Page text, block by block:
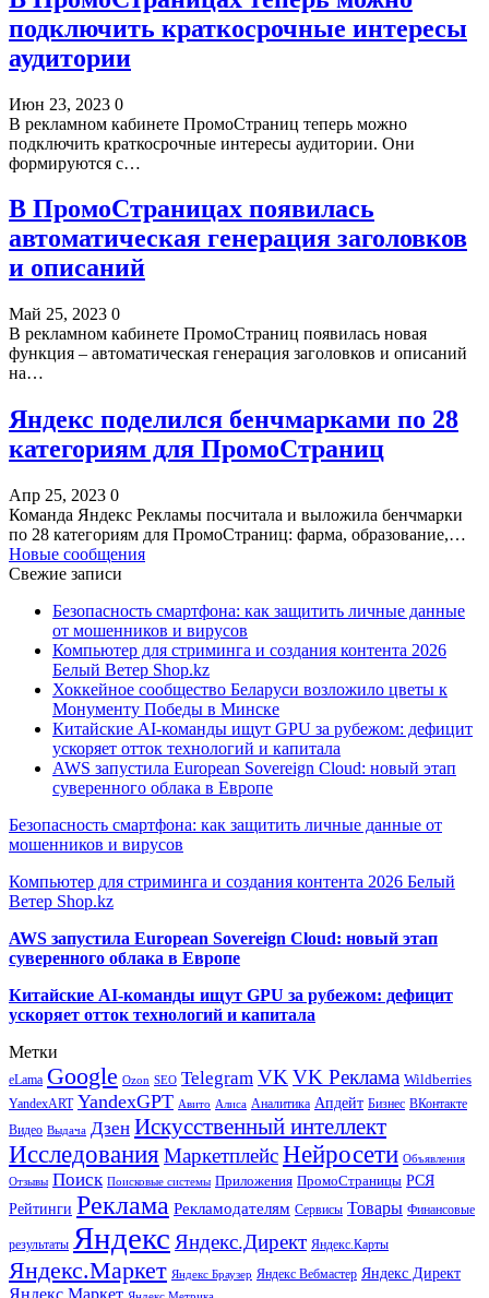
подключить краткосрочные интересы
аудитории
Июн 23, 2023 0
В рекламном кабинете ПромоСтраниц теперь можно
подключить краткосрочные интересы аудитории. Они
формируются с…
В ПромоСтраницах появилась
автоматическая генерация заголовков
и описаний
Май 25, 2023 0
В рекламном кабинете ПромоСтраниц появилась новая
функция – автоматическая генерация заголовков и описаний
на…
Яндекс поделился бенчмарками по 28
категориям для ПромоСтраниц
Апр 25, 2023 0
Команда Яндекс Рекламы посчитала и выложила бенчмарки
по 28 категориям для ПромоСтраниц: фарма, образование,…
Новые сообщения
Свежие записи
Безопасность смартфона: как защитить личные данные
от мошенников и вирусов
Компьютер для стриминга и создания контента 2026
Белый Ветер Shop.kz
Хоккейное сообщество Беларуси возложило цветы к
Монументу Победы в Минске
Китайские AI-команды ищут GPU за рубежом: дефицит
ускоряет отток технологий и капитала
AWS запустила European Sovereign Cloud: новый этап
суверенного облака в Европе
Безопасность смартфона: как защитить личные данные от
мошенников и вирусов
Компьютер для стриминга и создания контента 2026 Белый
Ветер Shop.kz
AWS запустила European Sovereign Cloud: новый этап
суверенного облака в Европе
Китайские AI-команды ищут GPU за рубежом: дефицит
ускоряет отток технологий и капитала
Метки
eLama Google Ozon SEO Telegram VK VK Реклама Wildberries
YandexART YandexGPT Авито Алиса Аналитика Апдейт Бизнес ВКонтакте
Видео Выдача Дзен Искусственный интеллект
Исследования МаркетплейсНейросети Объявления
Отзывы Поиск Поисковые системы Приложения ПромоСтраницы РСЯ
Рейтинги Реклама Рекламодателям Сервисы Товары Финансовые
результаты Яндекс Яндекс.Директ Яндекс.Карты
Яндекс.Маркет Яндекс Браузер Яндекс Вебмастер Яндекс Директ